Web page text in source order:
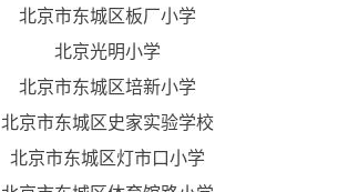
北京市东城区板厂小学
北京光明小学
北京市东城区培新小学
北京市东城区史家实验学校
北京市东城区灯市口小学